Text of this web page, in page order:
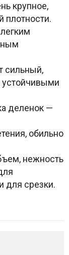
крупное,
плотности.
сильный,
деленок —
обильно
нежность
для срезки.